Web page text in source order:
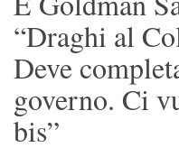
“Draghi al
Deve
governo. Ci
bis”